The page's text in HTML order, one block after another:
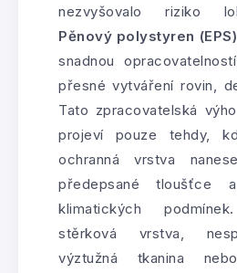
nezvyšovalo riziko
Pěnový polystyren (EPS)
snadnou
přesné vytváření rovin,
Tato zpracovatelská
projeví pouze tehdy,
ochranná vrstva
předepsané tloušťce
klimatických
stěrková vrstva,
výztužná tkanina